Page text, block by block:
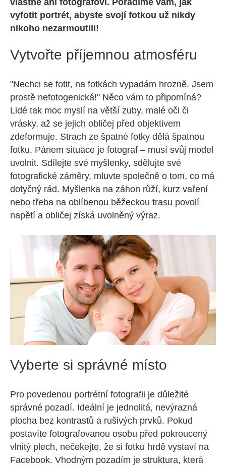
vyfotit portrét, abyste svojí fotkou už nikdy
nikoho nezarmoutili!
Vytvořte příjemnou atmosféru
"Nechci se fotit, na fotkách vypadám hrozně. Jsem
prostě nefotogenická!" Něco vám to připomíná?
Lidé tak moc myslí na větší zuby, malé oči či
vrásky, až se jejich obličej před objektivem
zdeformuje. Strach ze špatné fotky dělá špatnou
fotku. Pánem situace je fotograf – musí svůj model
uvolnit. Sdílejte své myšlenky, sdělujte své
fotografické záměry, mluvte společně o tom, co má
dotyčný rád. Myšlenka na záhon růží, kurz vaření
nebo třeba na oblíbenou běžeckou trasu povolí
napětí a obličej získá uvolněný výraz.
Vyberte si správné místo
Pro povedenou portrétní fotografii je důležité
správné pozadí. Ideální je jednolitá, nevýrazná
plocha bez kontrastů a rušivých prvků. Pokud
postavíte fotografovanou osobu před pokroucený
vlnitý plech, nečekejte, že si fotku hrdě vystaví na
Facebook. Vhodným pozadím je struktura, která